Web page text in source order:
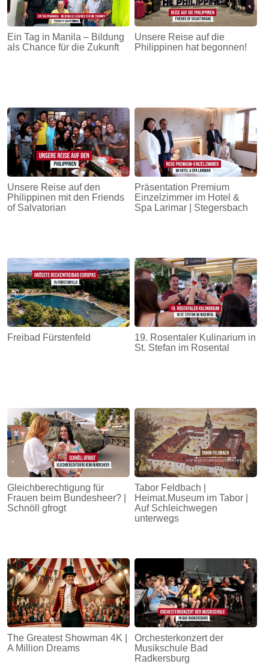
Ein Tag in Manila – Bildung
als Chance für die Zukunft
Unsere Reise auf die
Philippinen hat begonnen!
Unsere Reise auf den
Philippinen mit den Friends
of Salvatorian
Präsentation Premium
Einzelzimmer im Hotel &
Spa Larimar | Stegersbach
Freibad Fürstenfeld
19. Rosentaler Kulinarium in
St. Stefan im Rosental
Gleichberechtigung für
Frauen beim Bundesheer? |
Schnöll gfrogt
Tabor Feldbach |
Heimat.Museum im Tabor |
Auf Schleichwegen
unterwegs
The Greatest Showman 4K |
A Million Dreams
Orchesterkonzert der
Musikschule Bad
Radkersburg